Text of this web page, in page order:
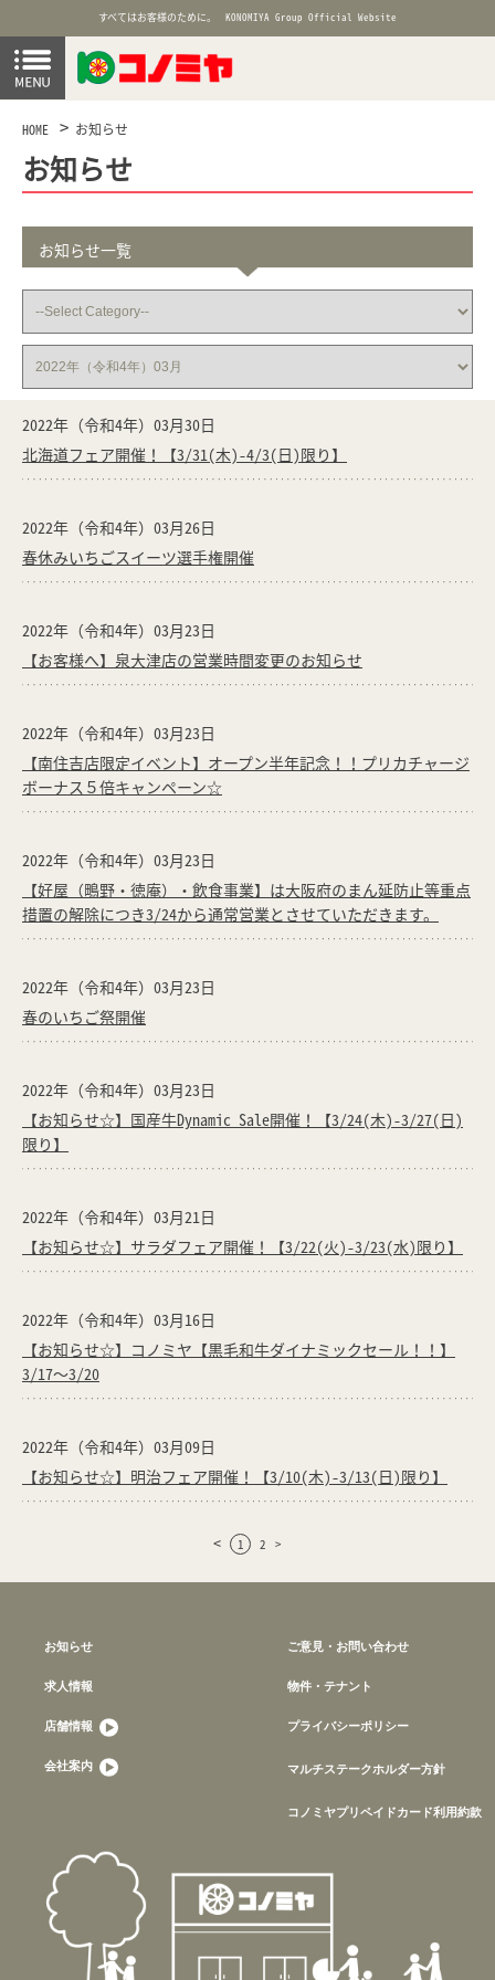
すべてはお客様のために。 KONOMIYA Group Official Website
HOME お知らせ
お知らせ
お知らせ一覧
2022年（令和4年）03月30日
北海道フェア開催！【3/31(木)-4/3(日)限り】
2022年（令和4年）03月26日
春休みいちごスイーツ選手権開催
2022年（令和4年）03月23日
【お客様へ】泉大津店の営業時間変更のお知らせ
2022年（令和4年）03月23日
【南住吉店限定イベント】オープン半年記念！！プリカチャージ
ボーナス５倍キャンペーン☆
2022年（令和4年）03月23日
【好屋（鴫野・徳庵）・飲食事業】は大阪府のまん延防止等重点
措置の解除につき3/24から通常営業とさせていただきます。
2022年（令和4年）03月23日
春のいちご祭開催
2022年（令和4年）03月23日
【お知らせ☆】国産牛Dynamic Sale開催！【3/24(木)-3/27(日)
限り】
2022年（令和4年）03月21日
【お知らせ☆】サラダフェア開催！【3/22(火)-3/23(水)限り】
2022年（令和4年）03月16日
【お知らせ☆】コノミヤ【黒毛和牛ダイナミックセール！！】
3/17～3/20
2022年（令和4年）03月09日
【お知らせ☆】明治フェア開催！【3/10(木)-3/13(日)限り】
< 1 2 >
お知らせ
求人情報
店舗情報
会社案内
ご意見・お問い合わせ
物件・テナント
プライバシーポリシー
マルチステークホルダー方針
コノミヤプリペイドカード利用約款